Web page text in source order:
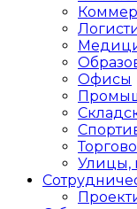
Офисы
Улицы,